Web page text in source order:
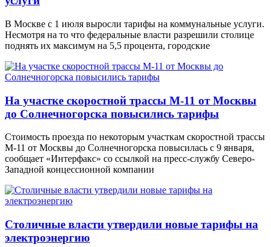
В Москве с 1 июля выросли тарифы на коммунальные услуги.
Несмотря на то что федеральные власти разрешили столице
поднять их максимум на 5,5 процента, городские
На участке скоростной трассы М-11 от Москвы
до Солнечногорска повысились тарифы
Стоимость проезда по некоторым участкам скоростной трассы
М-11 от Москвы до Солнечногорска повысилась с 9 января,
сообщает «Интерфакс» со ссылкой на пресс-службу Северо-
Западной концессионной компании
Столичные власти утвердили новые тарифы на
электроэнергию